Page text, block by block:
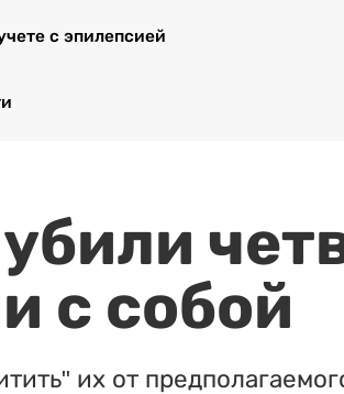
с эпилепсией
с собой
их от